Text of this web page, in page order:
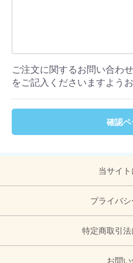
ご注文に関するお問い合わ
をご記入くださいますよう
確認
当サイ
プライバ
特定商取引
お問